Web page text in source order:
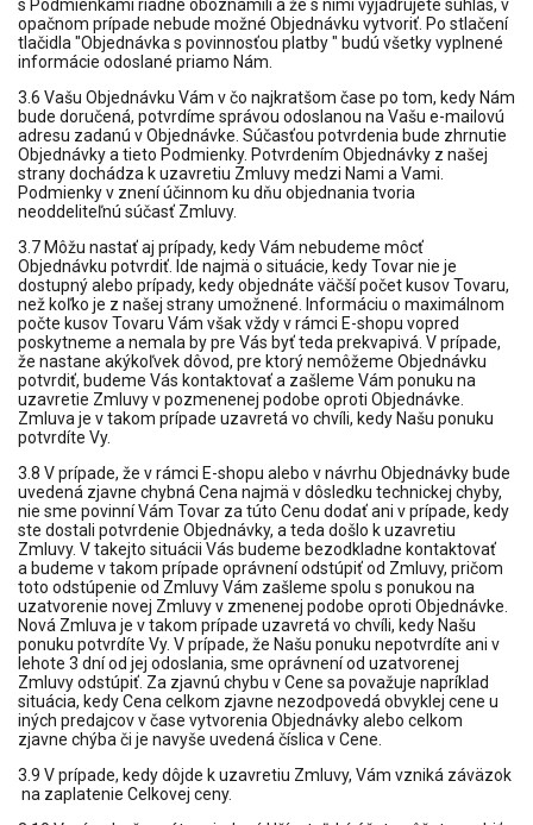
s Podmienkami riadne oboznámili a že s nimi vyjadrujete súhlas, v
opačnom prípade nebude možné Objednávku vytvoriť. Po stlačení
tlačidla "Objednávka s povinnosťou platby " budú všetky vyplnené
informácie odoslané priamo Nám.
3.6 Vašu Objednávku Vám v čo najkratšom čase po tom, kedy Nám
bude doručená, potvrdíme správou odoslanou na Vašu e-mailovú
adresu zadanú v Objednávke. Súčasťou potvrdenia bude zhrnutie
Objednávky a tieto Podmienky. Potvrdením Objednávky z našej
strany dochádza k uzavretiu Zmluvy medzi Nami a Vami.
Podmienky v znení účinnom ku dňu objednania tvoria
neoddeliteľnú súčasť Zmluvy.
3.7 Môžu nastať aj prípady, kedy Vám nebudeme môcť
Objednávku potvrdiť. Ide najmä o situácie, kedy Tovar nie je
dostupný alebo prípady, kedy objednáte väčší počet kusov Tovaru,
než koľko je z našej strany umožnené. Informáciu o maximálnom
počte kusov Tovaru Vám však vždy v rámci E-shopu vopred
poskytneme a nemala by pre Vás byť teda prekvapivá. V prípade,
že nastane akýkoľvek dôvod, pre ktorý nemôžeme Objednávku
potvrdiť, budeme Vás kontaktovať a zašleme Vám ponuku na
uzavretie Zmluvy v pozmenenej podobe oproti Objednávke.
Zmluva je v takom prípade uzavretá vo chvíli, kedy Našu ponuku
potvrdíte Vy.
3.8 V prípade, že v rámci E-shopu alebo v návrhu Objednávky bude
uvedená zjavne chybná Cena najmä v dôsledku technickej chyby,
nie sme povinní Vám Tovar za túto Cenu dodať ani v prípade, kedy
ste dostali potvrdenie Objednávky, a teda došlo k uzavretiu
Zmluvy. V takejto situácii Vás budeme bezodkladne kontaktovať
a budeme v takom prípade oprávnení odstúpiť od Zmluvy, pričom
toto odstúpenie od Zmluvy Vám zašleme spolu s ponukou na
uzatvorenie novej Zmluvy v zmenenej podobe oproti Objednávke.
Nová Zmluva je v takom prípade uzavretá vo chvíli, kedy Našu
ponuku potvrdíte Vy. V prípade, že Našu ponuku nepotvrdíte ani v
lehote 3 dní od jej odoslania, sme oprávnení od uzatvorenej
Zmluvy odstúpiť. Za zjavnú chybu v Cene sa považuje napríklad
situácia, kedy Cena celkom zjavne nezodpovedá obvyklej cene u
iných predajcov v čase vytvorenia Objednávky alebo celkom
zjavne chýba či je navyše uvedená číslica v Cene.
3.9 V prípade, kedy dôjde k uzavretiu Zmluvy, Vám vzniká záväzok
na zaplatenie Celkovej ceny.